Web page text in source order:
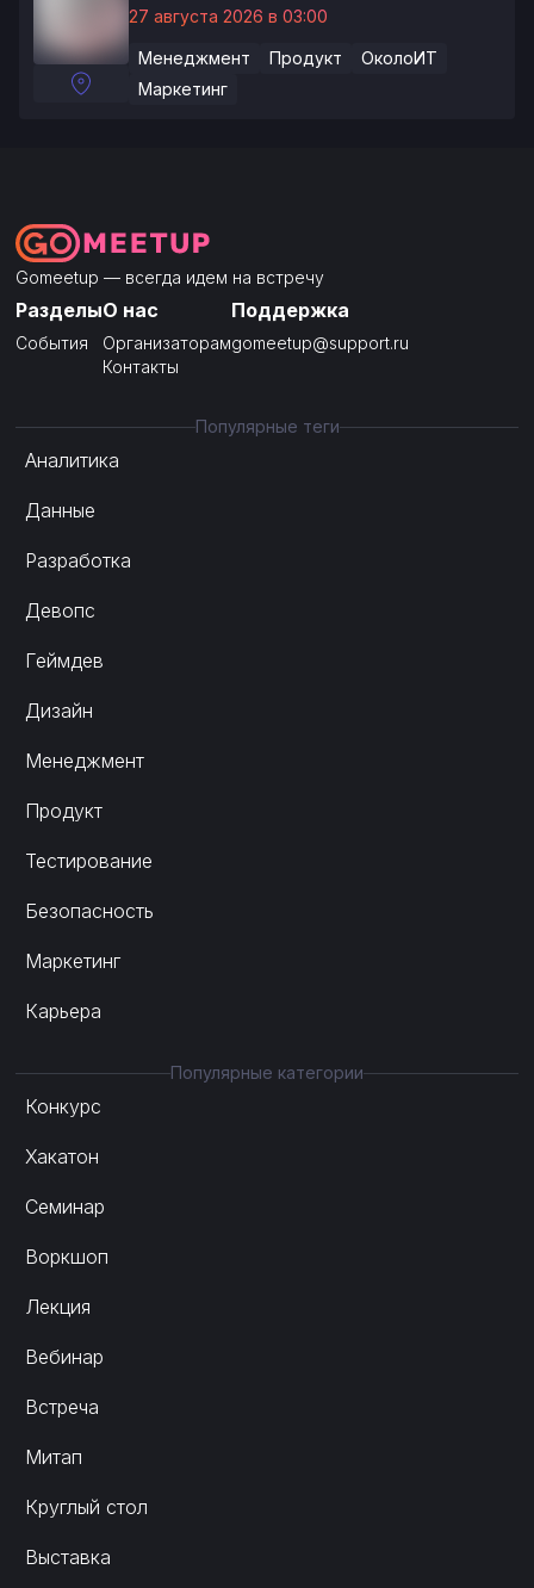
27 августа 2026 в 03:00
Менеджмент Продукт
ОколоИТ
Маркетинг
Gomeetup — всегда идем на встречу
Разделы
События
О нас
Организаторам
Контакты
Поддержка
gomeetup@support.ru
Популярные теги
Аналитика
Данные
Разработка
Девопс
Геймдев
Дизайн
Менеджмент
Продукт
Тестирование
Безопасность
Маркетинг
Карьера
Популярные категории
Конкурс
Хакатон
Семинар
Воркшоп
Лекция
Вебинар
Встреча
Митап
Круглый стол
Выставка